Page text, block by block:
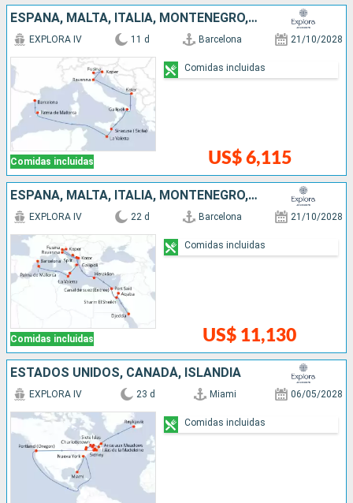
ESPAÑA, MALTA, ITALIA, MONTENEGRO, ESLOVENIA
Comidas incluidas
EXPLORA IV 11 d Barcelona 21/10/2028
US$ 6,115
Comidas incluidas
ESPAÑA, MALTA, ITALIA, MONTENEGRO, ESLOVENIA, CROACIA, GRECIA, EGIPTO, JORDANIA, ARABIA SAUDÍ
Comidas incluidas
EXPLORA IV 22 d Barcelona 21/10/2028
US$ 11,130
Comidas incluidas
ESTADOS UNIDOS, CANADÁ, ISLANDIA
EXPLORA IV 23 d Miami 06/05/2028
Comidas incluidas